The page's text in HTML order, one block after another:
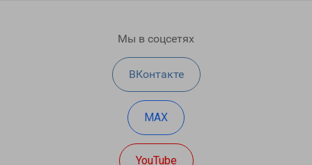
Мы в соцсетях
ВКонтакте
MAX
YouTube